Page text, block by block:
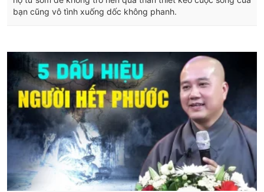
bạn cũng vô tình xuống dốc không phanh.